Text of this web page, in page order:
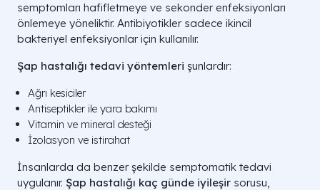
semptomları hafifletmeye ve sekonder enfeksiyonları
önlemeye yöneliktir. Antibiyotikler sadece ikincil
bakteriyel enfeksiyonlar için kullanılır.
Şap hastalığı tedavi yöntemleri şunlardır:
Ağrı kesiciler
Antiseptikler ile yara bakımı
Vitamin ve mineral desteği
İzolasyon ve istirahat
İnsanlarda da benzer şekilde semptomatik tedavi
uygulanır. Şap hastalığı kaç günde iyileşir sorusu,